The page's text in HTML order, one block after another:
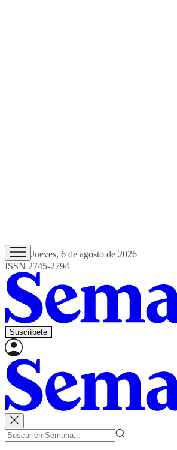
Jueves, 6 de agosto de 2026
ISSN 2745-2794
Suscríbete